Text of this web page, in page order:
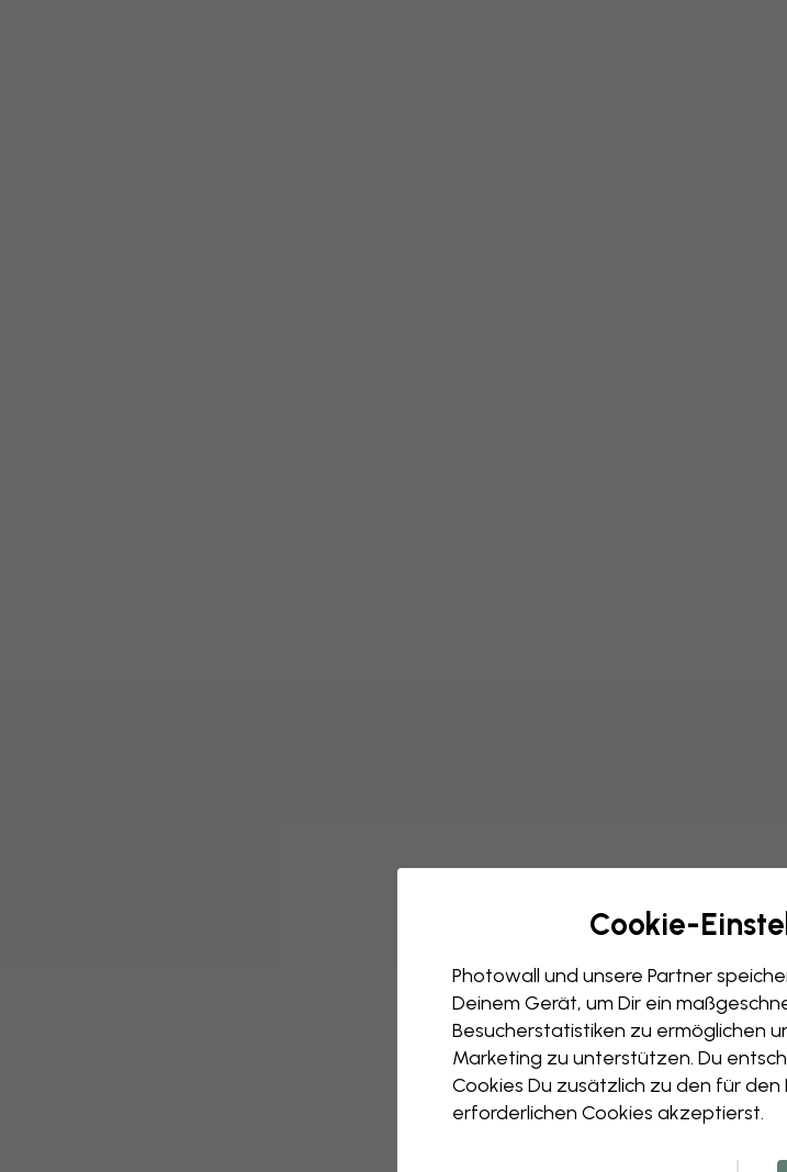
Cookie-
Photowall und unsere Partner
Deinem Gerät, um Dir ein
Besucherstatistiken zu ermöglichen
Marketing zu unterstützen. Du
Cookies Du zusätzlich zu den für
erforderlichen Cookies akzeptierst.